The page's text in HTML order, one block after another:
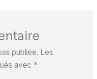
publiée. Les
avec *